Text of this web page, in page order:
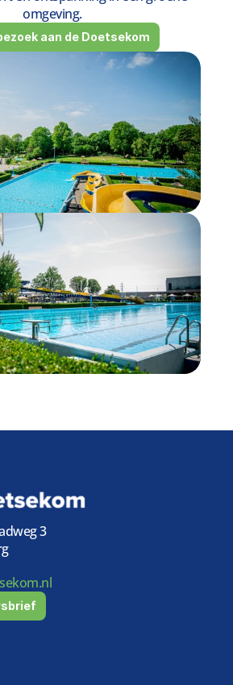
omgeving.
aan de Doetsekom
3